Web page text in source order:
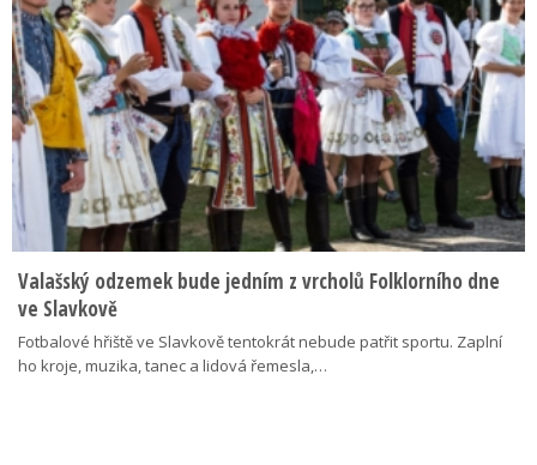
Valašský odzemek bude jedním z vrcholů Folklorního dne
ve Slavkově
Fotbalové hřiště ve Slavkově tentokrát nebude patřit sportu. Zaplní
ho kroje, muzika, tanec a lidová řemesla,…